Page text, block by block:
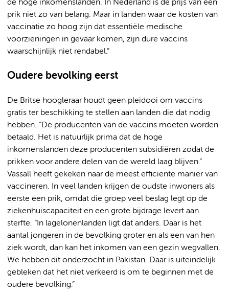
de hoge inkomenslanden. In Nederland is de prijs van een
prik niet zo van belang. Maar in landen waar de kosten van
vaccinatie zo hoog zijn dat essentiële medische
voorzieningen in gevaar komen, zijn dure vaccins
waarschijnlijk niet rendabel.”
Oudere bevolking eerst
De Britse hoogleraar houdt geen pleidooi om vaccins
gratis ter beschikking te stellen aan landen die dat nodig
hebben. “De producenten van de vaccins moeten worden
betaald. Het is natuurlijk prima dat de hoge
inkomenslanden deze producenten subsidiëren zodat de
prikken voor andere delen van de wereld laag blijven.”
Vassall heeft gekeken naar de meest efficiënte manier van
vaccineren. In veel landen krijgen de oudste inwoners als
eerste een prik, omdat die groep veel beslag legt op de
ziekenhuiscapaciteit en een grote bijdrage levert aan
sterfte. “In lagelonenlanden ligt dat anders. Daar is het
aantal jongeren in de bevolking groter en als een van hen
ziek wordt, dan kan het inkomen van een gezin wegvallen.
We hebben dit onderzocht in Pakistan. Daar is uiteindelijk
gebleken dat het niet verkeerd is om te beginnen met de
oudere bevolking.”